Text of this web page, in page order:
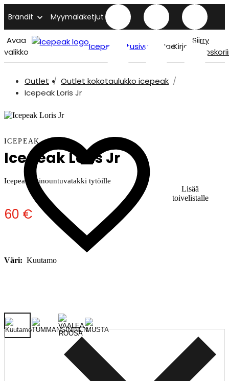
Brändit Myymäläketjut
Avaa
valikko
Icepeak etusivu HaeKirjaudu
Siirry
Outlet
Outlet kokotaulukko icepeak
Icepeak Loris Jr
Lisää
toivelistalle
ICEPEAK
Icepeak Loris Jr
Icepeak keinountuvatakki tytöille
60 €
Väri: Kuutamo